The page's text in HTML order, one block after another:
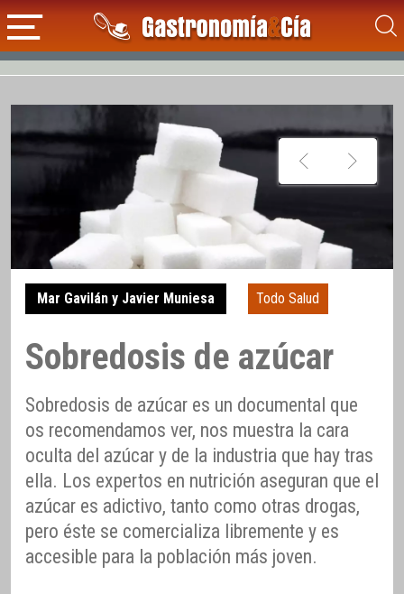
Mar Gavilán y Javier Muniesa Todo Salud
Sobredosis de azúcar
Sobredosis de azúcar es un documental que
os recomendamos ver, nos muestra la cara
oculta del azúcar y de la industria que hay tras
ella. Los expertos en nutrición aseguran que el
azúcar es adictivo, tanto como otras drogas,
pero éste se comercializa libremente y es
accesible para la población más joven.